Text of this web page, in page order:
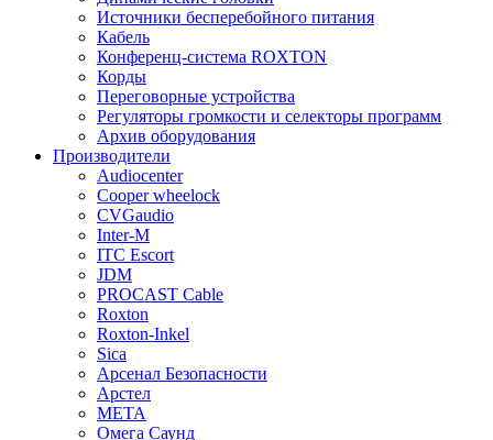
Источники бесперебойного питания
Кабель
Конференц-система ROXTON
Корды
Переговорные устройства
Регуляторы громкости и селекторы программ
Архив оборудования
Производители
Audiocenter
Cooper wheelock
CVGaudio
Inter-M
ITC Escort
JDM
PROCAST Cable
Roxton
Roxton-Inkel
Sica
Арсенал Безопасности
Арстел
МЕТА
Омега Саунд